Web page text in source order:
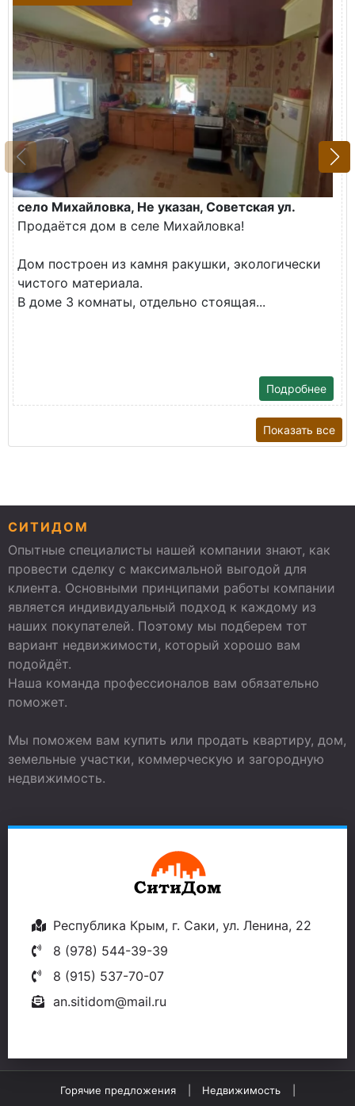
село Михайловка, Не указан, Советская ул.
Продаётся дом в селе Михайловка!
Дом построен из камня ракушки, экологически
чистого материала.
В доме 3 комнаты, отдельно стоящая...
Подробнее
Показать все
СИТИДОМ
Опытные специалисты нашей компании знают, как
провести сделку с максимальной выгодой для
клиента. Основными принципами работы компании
является индивидуальный подход к каждому из
наших покупателей. Поэтому мы подберем тот
вариант недвижимости, который хорошо вам
подойдёт.
Наша команда профессионалов вам обязательно
поможет.
Мы поможем вам купить или продать квартиру, дом,
земельные участки, коммерческую и загородную
недвижимость.
Республика Крым, г. Саки, ул. Ленина, 22
8 (978) 544-39-39
8 (915) 537-70-07
an.sitidom@mail.ru
Горячие предложения Недвижимость